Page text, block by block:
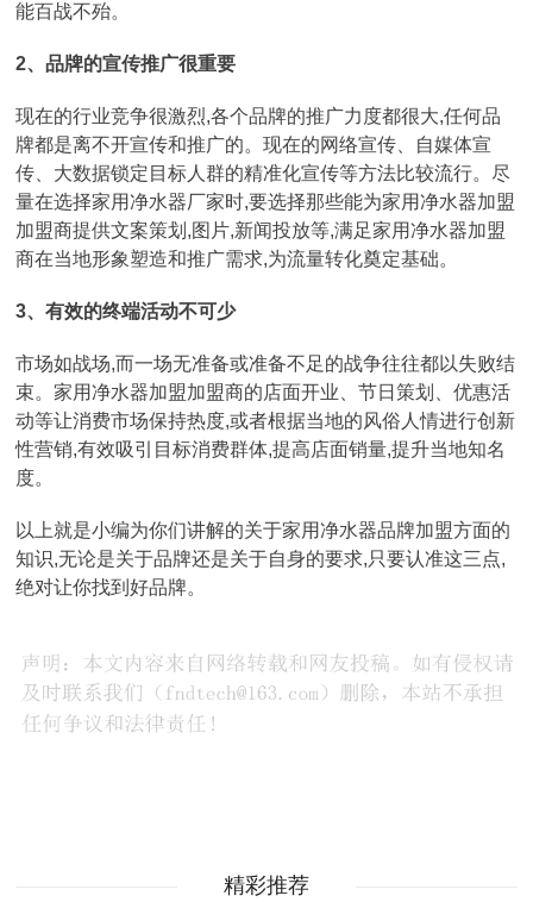
能百战不殆。
2、品牌的宣传推广很重要
现在的行业竞争很激烈,各个品牌的推广力度都很大,任何品
牌都是离不开宣传和推广的。现在的网络宣传、自媒体宣
传、大数据锁定目标人群的精准化宣传等方法比较流行。尽
量在选择家用净水器厂家时,要选择那些能为家用净水器加盟
加盟商提供文案策划,图片,新闻投放等,满足家用净水器加盟
商在当地形象塑造和推广需求,为流量转化奠定基础。
3、有效的终端活动不可少
市场如战场,而一场无准备或准备不足的战争往往都以失败结
束。家用净水器加盟加盟商的店面开业、节日策划、优惠活
动等让消费市场保持热度,或者根据当地的风俗人情进行创新
性营销,有效吸引目标消费群体,提高店面销量,提升当地知名
度。
以上就是小编为你们讲解的关于家用净水器品牌加盟方面的
知识,无论是关于品牌还是关于自身的要求,只要认准这三点,
绝对让你找到好品牌。
精彩推荐